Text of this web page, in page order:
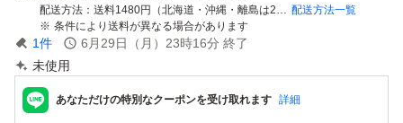
配送方法
送料1480円（北海道・沖縄・離島は2100円） ゆうパック 配送方法一覧
条件により送料が異なる場合があります
1件 6月29日（月）23時16分 終了
未使用
あなただけの特別なクーポンを受け取れます 詳細